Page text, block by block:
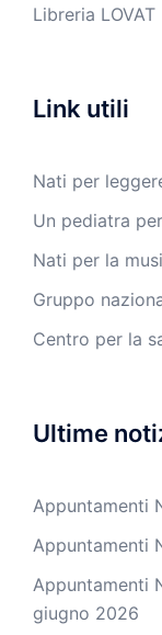
Libreria LOVAT
Link utili
Nati per
Un pediatra
Nati per la
Gruppo
Centro per la
Ultime
Appuntamenti
Appuntamenti
Appuntamenti
giugno 2026